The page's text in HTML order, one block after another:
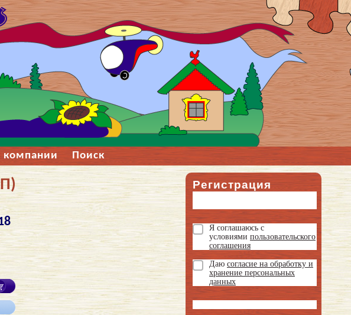
компании Поиск
Регистрация
Я соглашаюсь с
условиями пользовательского
соглашения
Даю согласие на обработку и
хранение персональных
данных